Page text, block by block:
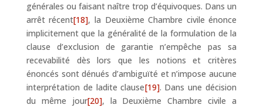
générales ou faisant naître trop d’équivoques. Dans un
arrêt récent[18], la Deuxième Chambre civile énonce
implicitement que la généralité de la formulation de la
clause d’exclusion de garantie n’empêche pas sa
recevabilité dès lors que les notions et critères
énoncés sont dénués d’ambiguïté et n’impose aucune
interprétation de ladite clause[19]. Dans une décision
du même jour[20], la Deuxième Chambre civile a